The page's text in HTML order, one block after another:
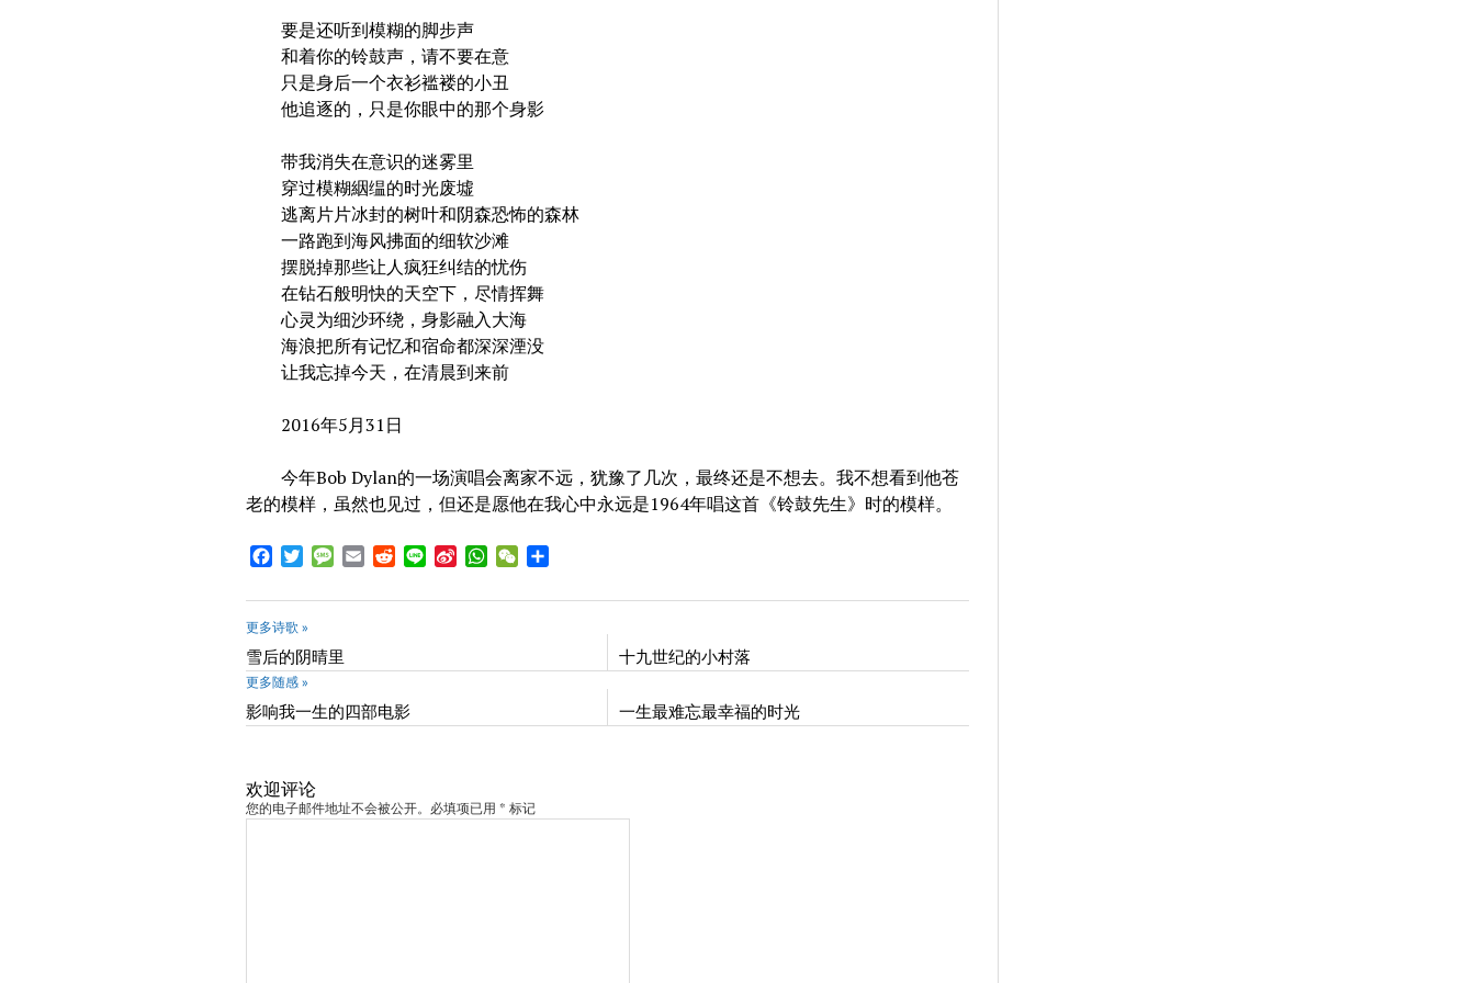
要是还听到模糊的脚步声
和着你的铃鼓声，请不要在意
只是身后一个衣衫褴褛的小丑
他追逐的，只是你眼中的那个身影
带我消失在意识的迷雾里
穿过模糊絪缊的时光废墟
逃离片片冰封的树叶和阴森恐怖的森林
一路跑到海风拂面的细软沙滩
摆脱掉那些让人疯狂纠结的忧伤
在钻石般明快的天空下，尽情挥舞
心灵为细沙环绕，身影融入大海
海浪把所有记忆和宿命都深深湮没
让我忘掉今天，在清晨到来前
2016年5月31日
今年Bob Dylan的一场演唱会离家不远，犹豫了几次，最终还是不想去。我不想看到他苍
老的模样，虽然也见过，但还是愿他在我心中永远是1964年唱这首《铃鼓先生》时的模样。
Facebook
TwitterMessageEmailRedditLine Sina WhatsApp
WeChat
更多诗歌 »
雪后的阴晴里 十九世纪的小村落
更多随感 »
影响我一生的四部电影 一生最难忘最幸福的时光
欢迎评论
您的电子邮件地址不会被公开。必填项已用 * 标记